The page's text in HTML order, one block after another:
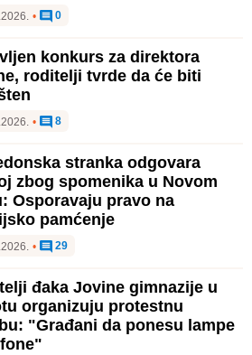
• 0
konkurs za direktora
roditelji tvrde da će biti
• 8
stranka odgovara
zbog spomenika u Novom
Osporavaju pravo na
pamćenje
• 29
đaka Jovine gimnazije u
organizuju protestnu
"Građani da ponesu lampe